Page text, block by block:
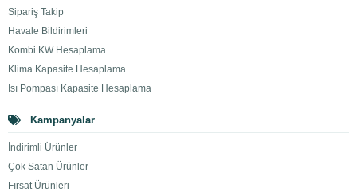
Sipariş Takip
Havale Bildirimleri
Kombi KW Hesaplama
Klima Kapasite Hesaplama
Isı Pompası Kapasite Hesaplama
Kampanyalar
İndirimli Ürünler
Çok Satan Ürünler
Fırsat Ürünleri